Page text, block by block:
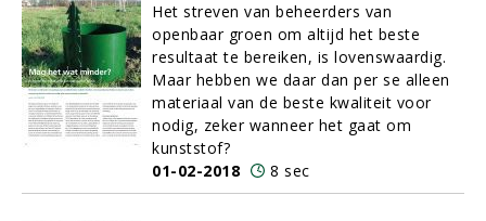
Het streven van beheerders van
openbaar groen om altijd het beste
resultaat te bereiken, is lovenswaardig.
Maar hebben we daar dan per se alleen
materiaal van de beste kwaliteit voor
nodig, zeker wanneer het gaat om
kunststof?
01-02-2018
8 sec